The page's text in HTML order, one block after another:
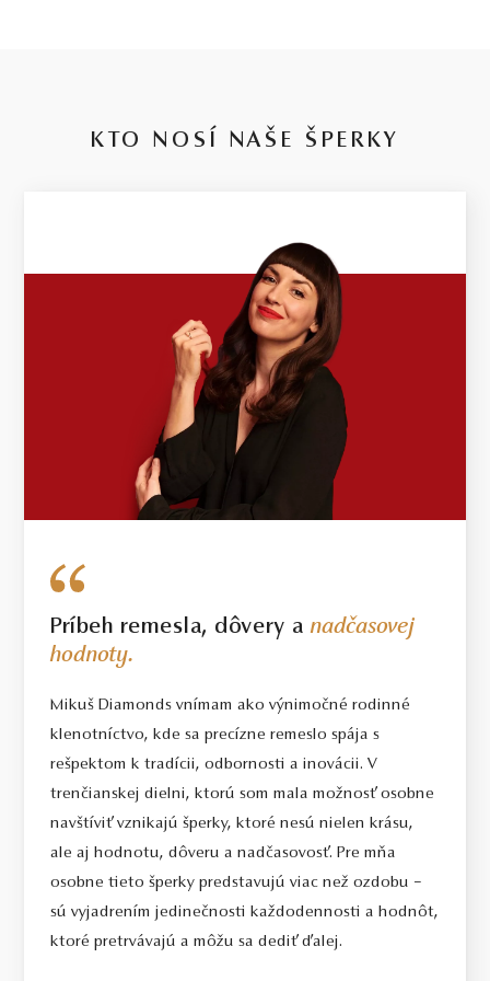
KTO NOSÍ NAŠE ŠPERKY
Príbeh remesla, dôvery anadčasovej
hodnoty.
Mikuš Diamonds vnímam ako výnimočné rodinné
klenotníctvo, kde sa precízne remeslo spája s
rešpektom k tradícii, odbornosti a inovácii. V
trenčianskej dielni, ktorú som mala možnosť osobne
navštíviť vznikajú šperky, ktoré nesú nielen krásu,
ale aj hodnotu, dôveru a nadčasovosť. Pre mňa
osobne tieto šperky predstavujú viac než ozdobu –
sú vyjadrením jedinečnosti každodennosti a hodnôt,
ktoré pretrvávajú a môžu sa dediť ďalej.